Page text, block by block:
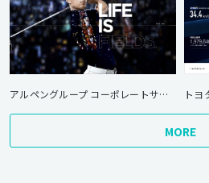
アルペングループ コーポレートサイト トヨ
MORE